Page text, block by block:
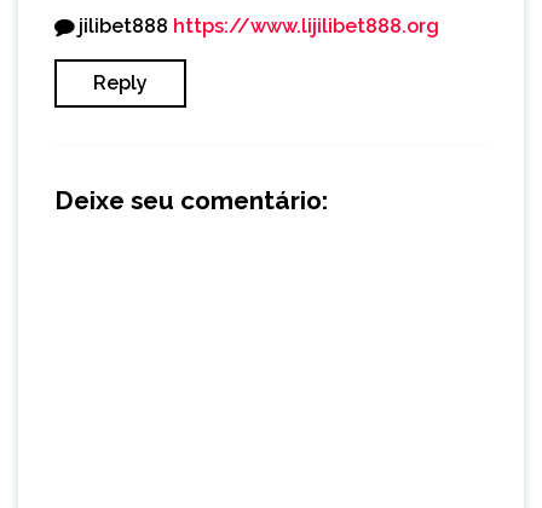
jilibet888 https://www.lijilibet888.org
Reply
Deixe seu comentário: